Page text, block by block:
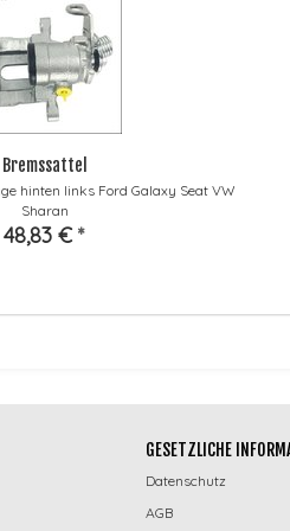
Bremssattel
hinten links Ford Galaxy Seat VW
Sharan
48,83 € *
GESETZLICHE
Datenschutz
AGB